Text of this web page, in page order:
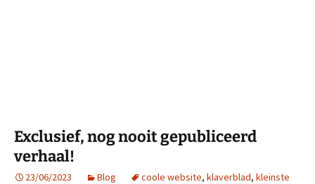
Exclusief, nog nooit gepubliceerd
verhaal!
23/06/2023 Blog coole website, klaverblad, kleinste